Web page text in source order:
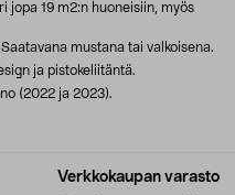
Verkkokaupan varasto
jopa 19 m2:n huoneisiin, myös
mustana tai valkoisena.
ja pistokeliitäntä.
(2022 ja 2023).